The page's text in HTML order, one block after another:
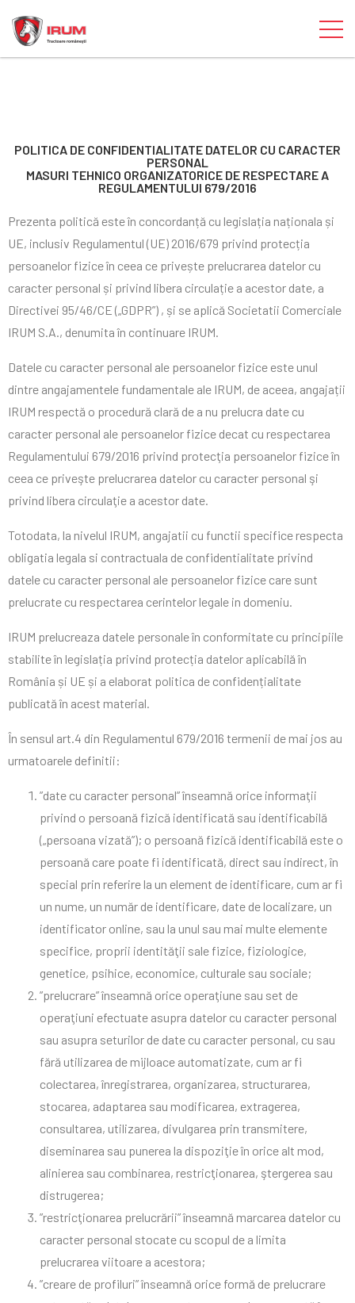
POLITICA DE CONFIDENTIALITATE DATELOR CU CARACTER
PERSONAL
MASURI TEHNICO ORGANIZATORICE DE RESPECTARE A
REGULAMENTULUI 679/2016
Prezenta politică este în concordanță cu legislația naționala și
UE, inclusiv Regulamentul (UE) 2016/679 privind protecția
persoanelor fizice în ceea ce privește prelucrarea datelor cu
caracter personal și privind libera circulație a acestor date, a
Directivei 95/46/CE („GDPR”) , și se aplică Societatii Comerciale
IRUM S.A., denumita în continuare IRUM.
Datele cu caracter personal ale persoanelor fizice este unul
dintre angajamentele fundamentale ale IRUM, de aceea, angajații
IRUM respectă o procedură clară de a nu prelucra date cu
caracter personal ale persoanelor fizice decat cu respectarea
Regulamentului 679/2016 privind protecţia persoanelor fizice în
ceea ce priveşte prelucrarea datelor cu caracter personal şi
privind libera circulaţie a acestor date.
Totodata, la nivelul IRUM, angajatii cu functii specifice respecta
obligatia legala si contractuala de confidentialitate privind
datele cu caracter personal ale persoanelor fizice care sunt
prelucrate cu respectarea cerintelor legale in domeniu.
IRUM prelucreaza datele personale în conformitate cu principiile
stabilite în legislația privind protecția datelor aplicabilă în
România și UE și a elaborat politica de confidențialitate
publicată în acest material.
În sensul art.4 din Regulamentul 679/2016 termenii de mai jos au
urmatoarele definitii:
”date cu caracter personal” înseamnă orice informaţii
privind o persoană fizică identificată sau identificabilă
(„persoana vizată”); o persoană fizică identificabilă este o
persoană care poate fi identificată, direct sau indirect, în
special prin referire la un element de identificare, cum ar fi
un nume, un număr de identificare, date de localizare, un
identificator online, sau la unul sau mai multe elemente
specifice, proprii identităţii sale fizice, fiziologice,
genetice, psihice, economice, culturale sau sociale;
”prelucrare” înseamnă orice operaţiune sau set de
operaţiuni efectuate asupra datelor cu caracter personal
sau asupra seturilor de date cu caracter personal, cu sau
fără utilizarea de mijloace automatizate, cum ar fi
colectarea, înregistrarea, organizarea, structurarea,
stocarea, adaptarea sau modificarea, extragerea,
consultarea, utilizarea, divulgarea prin transmitere,
diseminarea sau punerea la dispoziţie în orice alt mod,
alinierea sau combinarea, restricţionarea, ştergerea sau
distrugerea;
”restricţionarea prelucrării” înseamnă marcarea datelor cu
caracter personal stocate cu scopul de a limita
prelucrarea viitoare a acestora;
”creare de profiluri” înseamnă orice formă de prelucrare